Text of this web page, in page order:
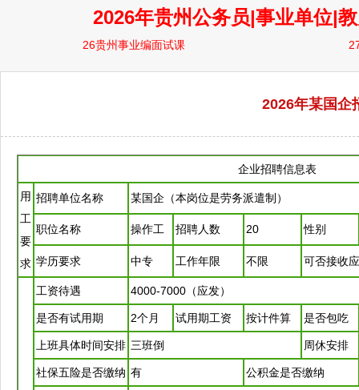
2026年某国企
企业招聘信息表
用
工
要
求
招聘单位名称 某国企（本岗位是劳务派遣制）
职位名称 操作工 招聘人数 20 性别
学历要求 中专 工作年限 不限 可否接收
工资待遇 4000-7000（应发）
是否有试用期 2个月 试用期工资 按计件算 是否包吃
上班具体时间安排 三班倒 周休安排
社保五险是否缴纳 有 公积金是否缴纳